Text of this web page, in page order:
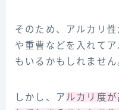
そのため、アルカリ
や重曹などを入れて
もいるかもしれません
しかし、アルカリ度